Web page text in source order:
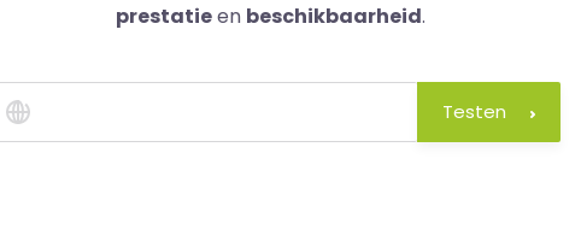
prestatieen beschikbaarheid.
Testen